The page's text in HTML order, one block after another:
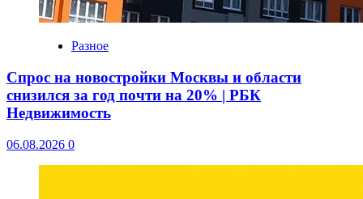
Разное
Спрос на новостройки Москвы и области
снизился за год почти на 20% | РБК
Недвижимость
06.08.2026 0